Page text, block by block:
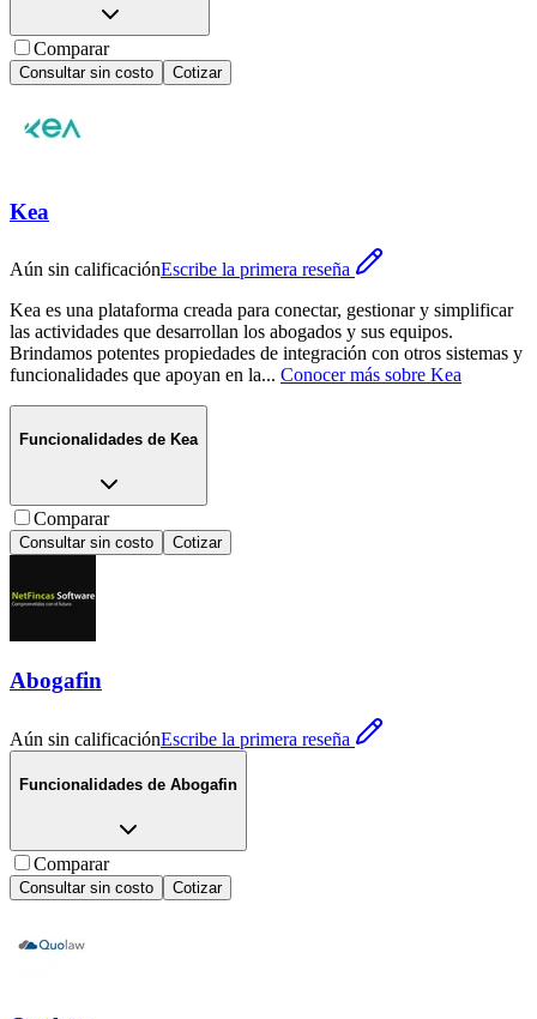
Comparar
Consultar sin costo Cotizar
Kea
Aún sin calificaciónEscribe la primera reseña
Kea es una plataforma creada para conectar, gestionar y simplificar
las actividades que desarrollan los abogados y sus equipos.
Brindamos potentes propiedades de integración con otros sistemas y
funcionalidades que apoyan en la... Conocer más sobre Kea
Funcionalidades de Kea
Comparar
Consultar sin costo Cotizar
Abogafin
Aún sin calificaciónEscribe la primera reseña
Funcionalidades de Abogafin
Comparar
Consultar sin costo Cotizar